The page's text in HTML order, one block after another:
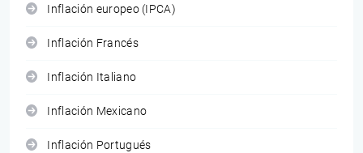
Inflación europeo (IPCA)
Inflación Francés
Inflación Italiano
Inflación Mexicano
Inflación Portugués